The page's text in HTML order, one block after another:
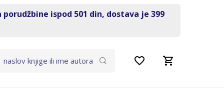
ispod 501 din, dostava je 399